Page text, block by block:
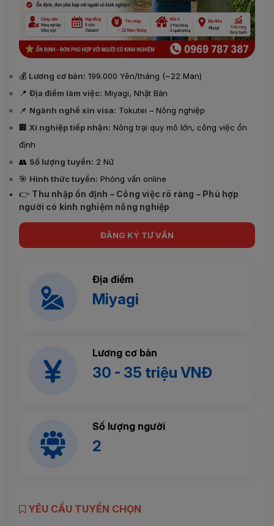
💰 Lương cơ bản: 199.000 Yên/tháng (~22 Man)
📍 Địa điểm làm việc: Miyagi, Nhật Bản
📌 Ngành nghề xin visa: Tokutei – Nông nghiệp
🏢 Xí nghiệp tiếp nhận: Nông trại quy mô lớn, công việc ổn
định
👥 Số lượng tuyển: 2 Nữ
🎯 Hình thức tuyển: Phỏng vấn online
👉 Thu nhập ổn định – Công việc rõ ràng – Phù hợp
người có kinh nghiệm nông nghiệp
ĐĂNG KÝ TƯ VẤN
Địa điểm
Miyagi
Lương cơ bản
30 - 35 triệu VNĐ
Số lượng người
2
YÊU CẦU TUYỂN CHỌN